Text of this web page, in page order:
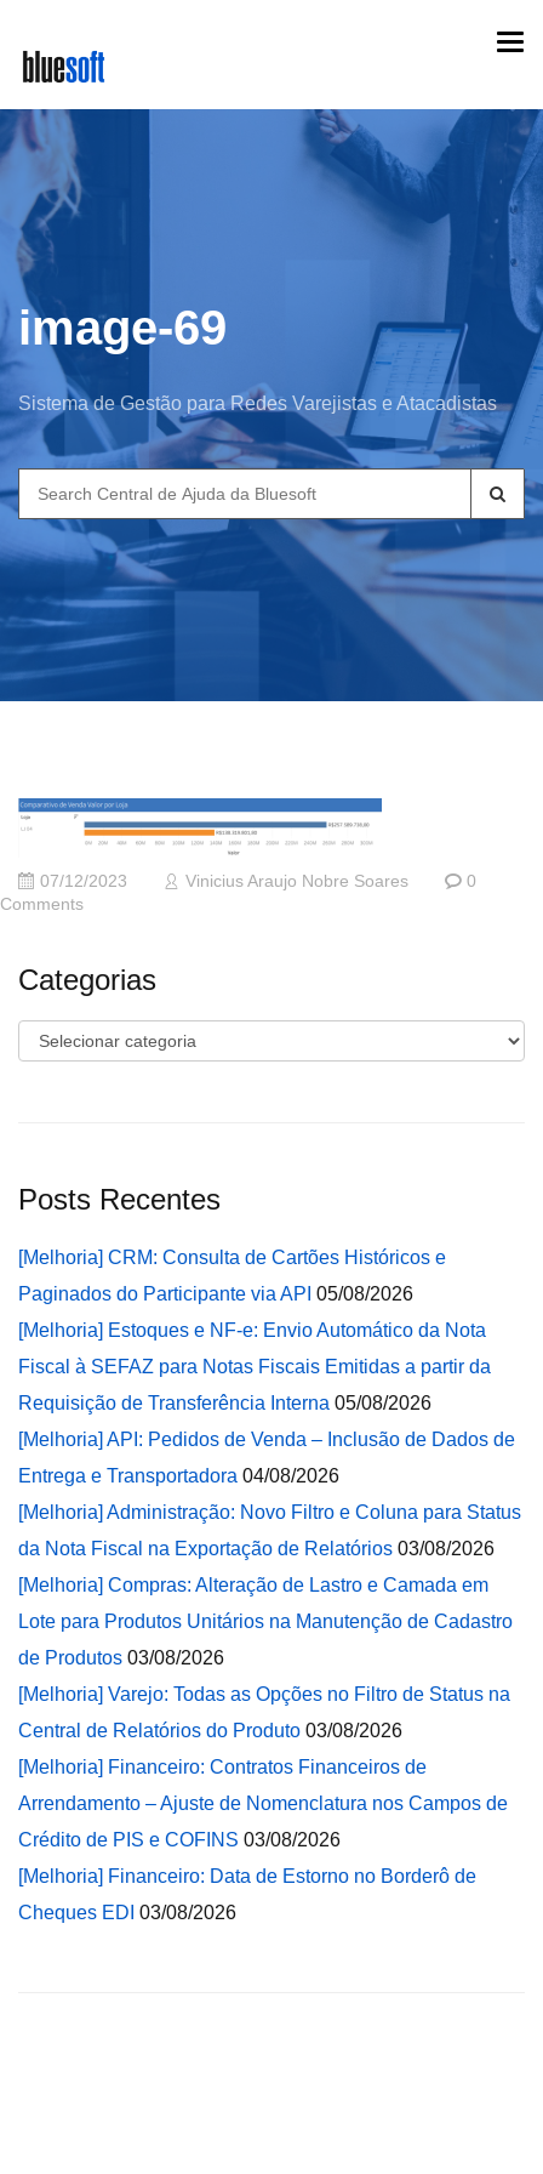
main
content
image-69
Sistema de Gestão para Redes Varejistas e Atacadistas
Search
for:
07/12/2023 Vinicius Araujo Nobre Soares
0
Comments
Categorias
Categorias
Posts Recentes
[Melhoria] CRM: Consulta de Cartões Históricos e
Paginados do Participante via API 05/08/2026
[Melhoria] Estoques e NF-e: Envio Automático da Nota
Fiscal à SEFAZ para Notas Fiscais Emitidas a partir da
Requisição de Transferência Interna 05/08/2026
[Melhoria] API: Pedidos de Venda – Inclusão de Dados de
Entrega e Transportadora 04/08/2026
[Melhoria] Administração: Novo Filtro e Coluna para Status
da Nota Fiscal na Exportação de Relatórios 03/08/2026
[Melhoria] Compras: Alteração de Lastro e Camada em
Lote para Produtos Unitários na Manutenção de Cadastro
de Produtos 03/08/2026
[Melhoria] Varejo: Todas as Opções no Filtro de Status na
Central de Relatórios do Produto 03/08/2026
[Melhoria] Financeiro: Contratos Financeiros de
Arrendamento – Ajuste de Nomenclatura nos Campos de
Crédito de PIS e COFINS 03/08/2026
[Melhoria] Financeiro: Data de Estorno no Borderô de
Cheques EDI 03/08/2026